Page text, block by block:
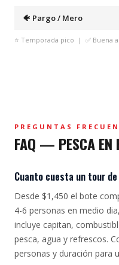
🐠 Pargo / Mero
⭐ Temporada pico | ✅ Buena
PREGUNTAS
FAQ — PESCA EN
Cuanto cuesta un tour
Desde $1,450 el bote
4-6 personas en medio
incluye capitan,
pesca, agua y refrescos.
personas y duración para